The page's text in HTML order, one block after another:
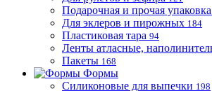
Подарочная и прочая упаковка
Для эклеров и пирожных 184
Пластиковая тара 94
Ленты атласные,
Пакеты 168
Формы
Силиконовые для выпечки 198